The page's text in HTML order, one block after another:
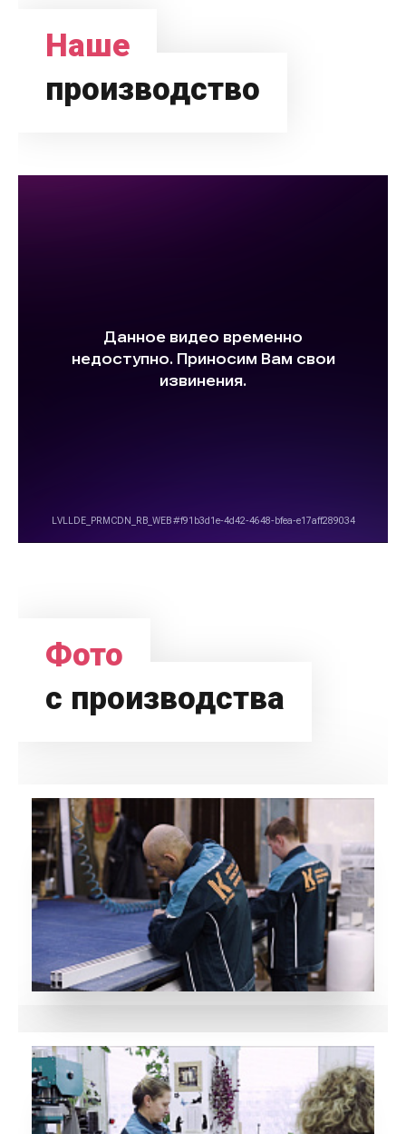
Наше
производство
Фото
с производства